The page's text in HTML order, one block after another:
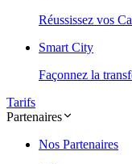
Réussissez vos
Smart City
Façonnez la
Tarifs
Partenaires
Nos Partenaires